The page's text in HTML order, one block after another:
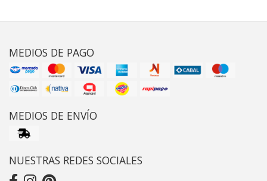
MEDIOS DE PAGO
MEDIOS DE ENVÍO
NUESTRAS REDES SOCIALES